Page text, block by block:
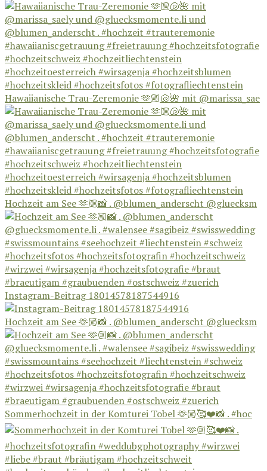
Hawaiianische Trau-Zeremonie 🫶🏼🐚🌺 mit @marissa_sae
Hochzeit am See 🫶🏼📸 . @blumen_anderscht @gluecksm
Instagram-Beitrag 18014578187544916
Hochzeit am See 🫶🏼📸 . @blumen_anderscht @gluecksm
Sommerhochzeit in der Komturei Tobel 🫶🏼🥰❤️📸 . #hoc